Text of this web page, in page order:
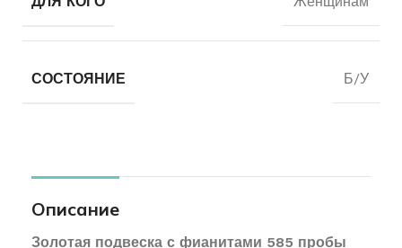
СОСТОЯНИЕ Б/У
Описание
Золотая подвеска с фианитами 585 пробы